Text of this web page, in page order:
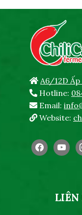
A6/12D Ấp
Hotline:
Email:
Website:
facebook